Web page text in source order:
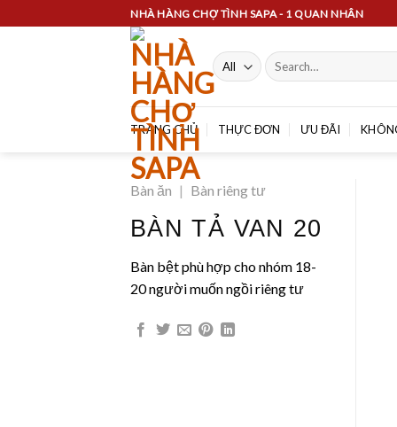
NHÀ HÀNG CHỢ TÌNH SAPA - 1 QUAN NHÂN
Search
for:
TRANG CHỦ THỰC ĐƠN ƯU ĐÃI
Bàn ăn | Bàn riêng tư
BÀN TẢ VAN 20
Bàn bệt phù hợp cho nhóm 18-
20 người muốn ngồi riêng tư